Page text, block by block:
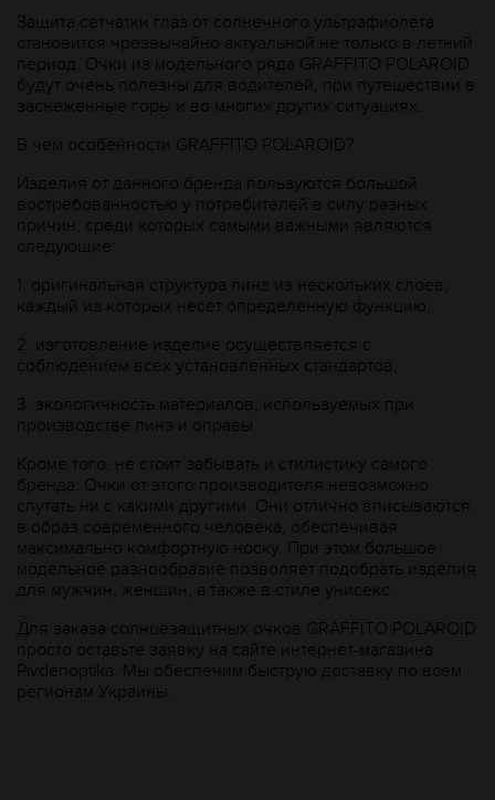
Защита сетчатки глаз от солнечного ультрафиолета
становится чрезвычайно актуальной не только в летний
период. Очки из модельного ряда GRAFFITO POLAROID
будут очень полезны для водителей, при путешествии в
заснеженные горы и во многих других ситуациях.
В чем особенности GRAFFITO POLAROID?
Изделия от данного бренда пользуются большой
востребованностью у потребителей в силу разных
причин, среди которых самыми важными являются
следующие:
оригинальная структура линз из нескольких слоев,
каждый из которых несет определенную функцию;
2.
изготовление изделие осуществляется с
соблюдением всех установленных стандартов;
3. экологичность материалов, используемых при
производстве линз и оправы.
Кроме того, не стоит забывать и стилистику самого
бренда. Очки от этого производителя невозможно
спутать ни с какими другими. Они отлично вписываются
в образ современного человека, обеспечивая
максимально комфортную носку. При этом большое
модельное разнообразие позволяет подобрать изделия
для мужчин, женщин, а также в стиле унисекс.
Для заказа солнцезащитных очков GRAFFITO POLAROID
просто оставьте заявку на сайте интернет-магазина
Рivdenoptika. Мы обеспечим быструю доставку по всем
регионам Украины.